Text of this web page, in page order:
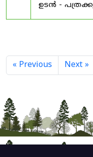
ഉടൻ -
« Previous Next »